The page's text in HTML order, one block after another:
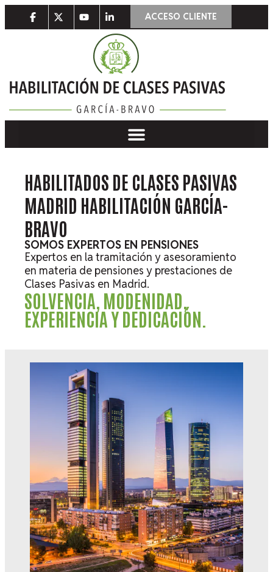
ACCESO CLIENTE
HABILITADOS DE CLASES PASIVAS
MADRID HABILITACIÓN GARCÍA-
BRAVO
SOMOS EXPERTOS EN PENSIONES
Expertos en la tramitación y asesoramiento
en materia de pensiones y prestaciones de
Clases Pasivas en Madrid.
SOLVENCIA, MODENIDAD,
EXPERIENCIA Y DEDICACIÓN.